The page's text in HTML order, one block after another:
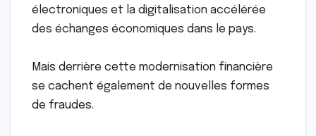
électroniques et la digitalisation accélérée
des échanges économiques dans le pays.
Mais derrière cette modernisation financière
se cachent également de nouvelles formes
de fraudes.